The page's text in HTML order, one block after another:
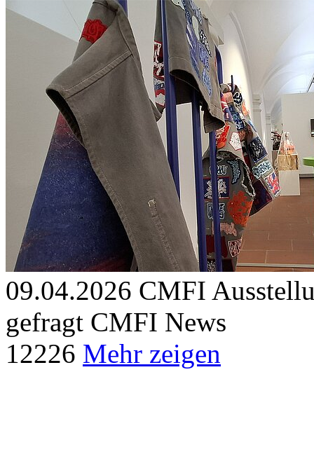
09.04.2026 CMFI
gefragt CMFI News
12226 Mehr zeigen